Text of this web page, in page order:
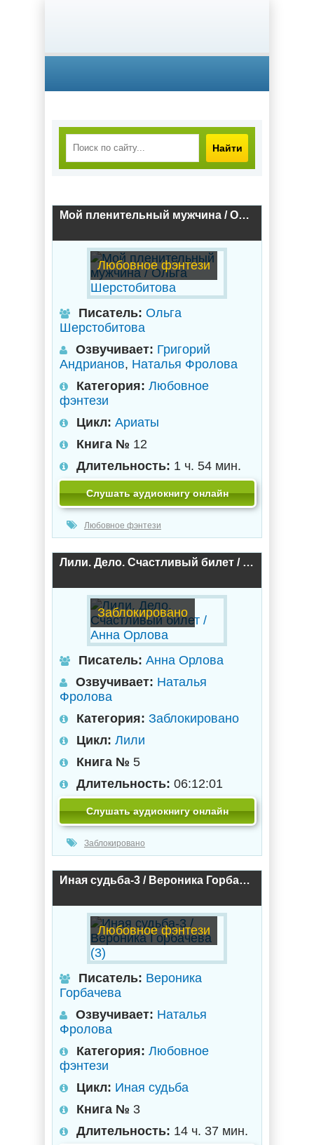
Найти
Мой пленительный мужчина / Ольга Шерстобитова
Любовное фэнтези
Писатель: Ольга
Шерстобитова
Озвучивает: Григорий
Андрианов, Наталья Фролова
Категория: Любовное
фэнтези
Цикл: Ариаты
Книга № 12
Длительность: 1 ч. 54 мин.
Слушать аудиокнигу онлайн
Любовное фэнтези
Лили. Дело. Счастливый билет / Анна Орлова
Заблокировано
Писатель: Анна Орлова
Озвучивает: Наталья
Фролова
Категория: Заблокировано
Цикл: Лили
Книга № 5
Длительность: 06:12:01
Слушать аудиокнигу онлайн
Заблокировано
Иная судьба-3 / Вероника Горбачева (3)
Любовное фэнтези
Писатель: Вероника
Горбачева
Озвучивает: Наталья
Фролова
Категория: Любовное
фэнтези
Цикл: Иная судьба
Книга № 3
Длительность: 14 ч. 37 мин.